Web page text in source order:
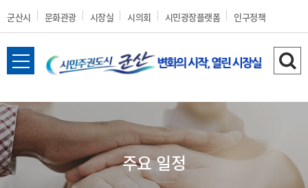
군산시 문화관광 시장실 시의회 시민광장플랫폼 인구정책
전
메
뉴
열
기
검
하
주요 일정